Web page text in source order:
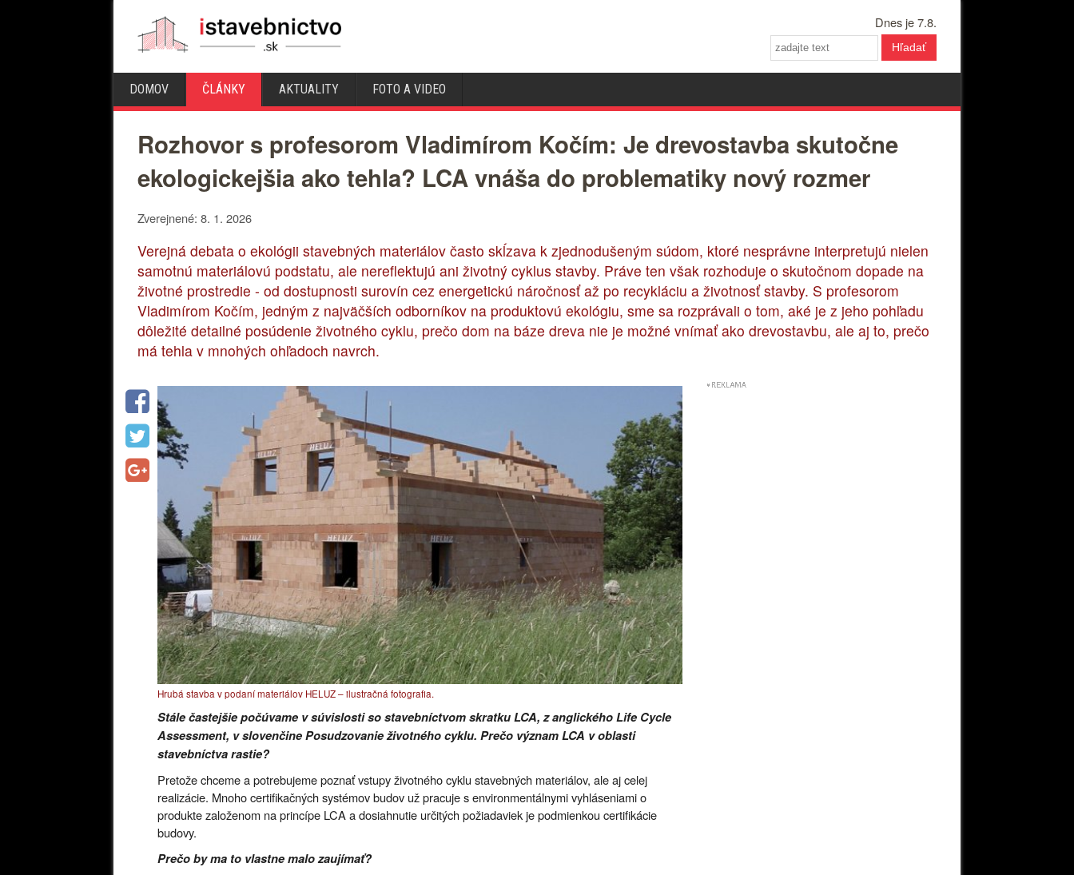
Dnes je 7.8.
Hľadať
DOMOV ČLÁNKY AKTUALITY FOTO A VIDEO
Rozhovor s profesorom Vladimírom Kočím: Je drevostavba skutočne
ekologickejšia ako tehla? LCA vnáša do problematiky nový rozmer
Zverejnené: 8. 1. 2026
Verejná debata o ekológii stavebných materiálov často skĺzava k zjednodušeným súdom, ktoré nesprávne interpretujú nielen
samotnú materiálovú podstatu, ale nereflektujú ani životný cyklus stavby. Práve ten však rozhoduje o skutočnom dopade na
životné prostredie - od dostupnosti surovín cez energetickú náročnosť až po recykláciu a životnosť stavby. S profesorom
Vladimírom Kočím, jedným z najväčších odborníkov na produktovú ekológiu, sme sa rozprávali o tom, aké je z jeho pohľadu
dôležité detailné posúdenie životného cyklu, prečo dom na báze dreva nie je možné vnímať ako drevostavbu, ale aj to, prečo
má tehla v mnohých ohľadoch navrch.
Hrubá stavba v podaní materiálov HELUZ – ilustračná fotografia.
Stále častejšie počúvame v súvislosti so stavebníctvom skratku LCA, z anglického Life Cycle
Assessment, v slovenčine Posudzovanie životného cyklu. Prečo význam LCA v oblasti
stavebníctva rastie?
Pretože chceme a potrebujeme poznať vstupy životného cyklu stavebných materiálov, ale aj celej
realizácie. Mnoho certifikačných systémov budov už pracuje s environmentálnymi vyhláseniami o
produkte založenom na princípe LCA a dosiahnutie určitých požiadaviek je podmienkou certifikácie
budovy.
Prečo by ma to vlastne malo zaujímať?